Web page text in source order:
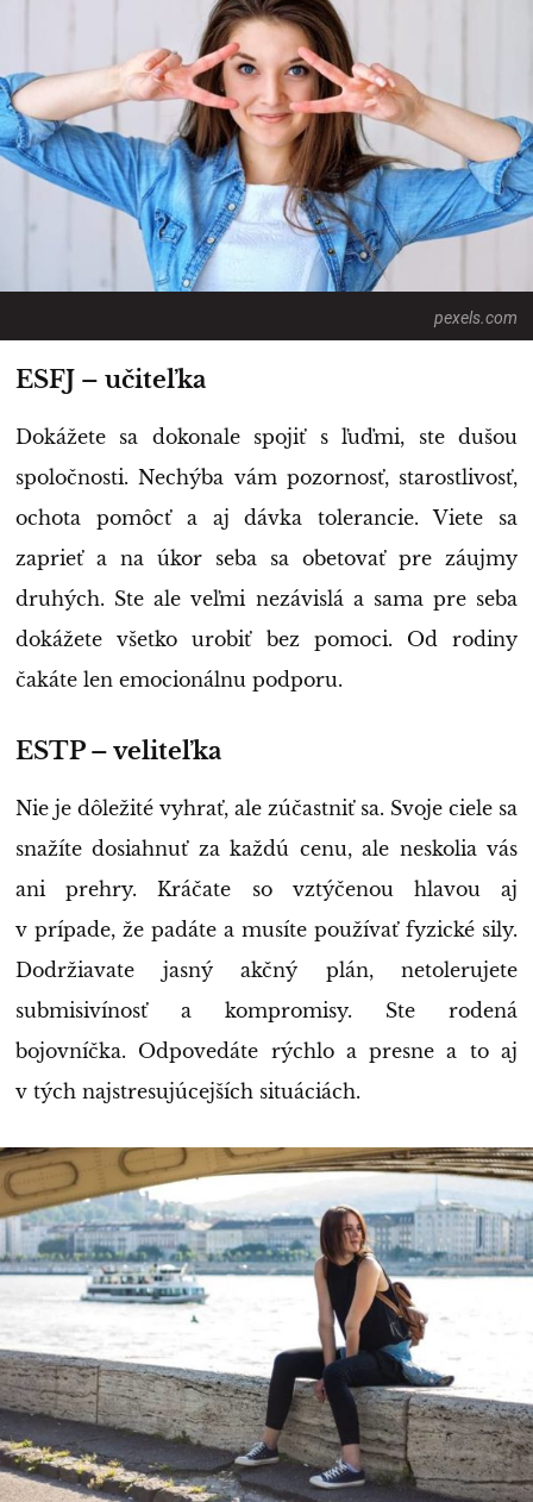
pexels.com
ESFJ – učiteľka
Dokážete sa dokonale spojiť s ľuďmi, ste dušou
spoločnosti. Nechýba vám pozornosť, starostlivosť,
ochota pomôcť a aj dávka tolerancie. Viete sa
zaprieť a na úkor seba sa obetovať pre záujmy
druhých. Ste ale veľmi nezávislá a sama pre seba
dokážete všetko urobiť bez pomoci. Od rodiny
čakáte len emocionálnu podporu.
ESTP – veliteľka
Nie je dôležité vyhrať, ale zúčastniť sa. Svoje ciele sa
snažíte dosiahnuť za každú cenu, ale neskolia vás
ani prehry. Kráčate so vztýčenou hlavou aj
v prípade, že padáte a musíte používať fyzické sily.
Dodržiavate jasný akčný plán, netolerujete
submisivínosť a kompromisy. Ste rodená
bojovníčka. Odpovedáte rýchlo a presne a to aj
v tých najstresujúcejších situáciách.